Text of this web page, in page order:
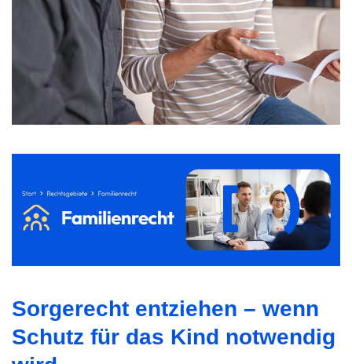
Sorgerecht entziehen – wenn
Schutz für das Kind notwendig